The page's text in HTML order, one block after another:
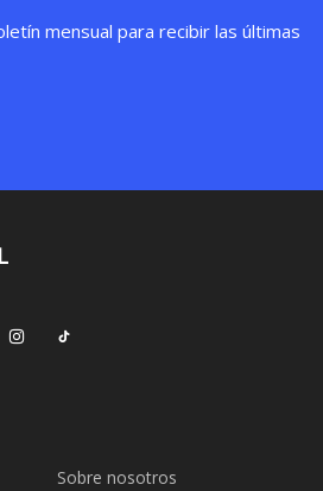
mensual para recibir las últimas
Sobre nosotros